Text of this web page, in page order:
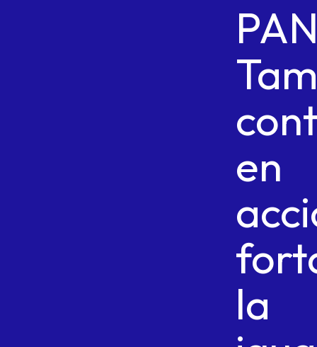
en
la